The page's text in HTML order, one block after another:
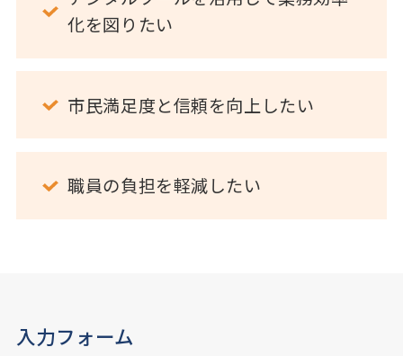
化を図りたい
市民満足度と信頼を向上したい
職員の負担を軽減したい
入力フォーム